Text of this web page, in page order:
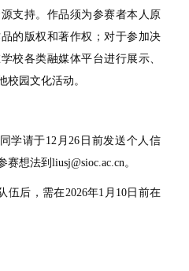
支持。作品须为参赛者本人原
的版权和著作权；对于参加决
校各类融媒体平台进行展示、
校园文化活动。
学请于12 月26 日前发送个人信
赛想法到 liusj@sioc.ac.cn。
伍后，需在2026年1 月 10日前在